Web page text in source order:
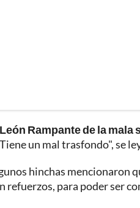
Rampante de la
un mal trasfondo", se
hinchas mencionaron
refuerzos, para poder ser